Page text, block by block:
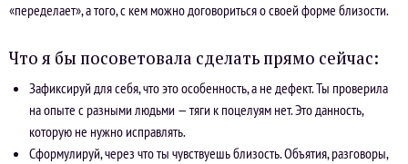
«переделает», а того, с кем можно договориться о своей форме близости.
Что я бы посоветовала сделать прямо сейчас:
Зафиксируй для себя, что это особенность, а не дефект. Ты проверила
на опыте с разными людьми — тяги к поцелуям нет. Это данность,
которую не нужно исправлять.
Сформулируй, через что ты чувствуешь близость. Объятия, разговоры,